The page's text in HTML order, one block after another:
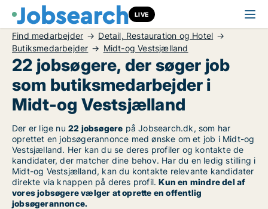
LIVE
Find medarbejder
Detail, Restauration og Hotel
Butiksmedarbejder
Midt-og Vestsjælland
22 jobsøgere, der søger job
som butiksmedarbejder i
Midt-og Vestsjælland
Der er lige nu 22 jobsøgere på Jobsearch.dk, som har
oprettet en jobsøgerannonce med ønske om et job i Midt-og
Vestsjælland. Her kan du se deres profiler og kontakte de
kandidater, der matcher dine behov. Har du en ledig stilling i
Midt-og Vestsjælland, kan du kontakte relevante kandidater
direkte via knappen på deres profil.Kun en mindre del af
vores jobsøgere vælger at oprette en offentlig
jobsøgerannonce.